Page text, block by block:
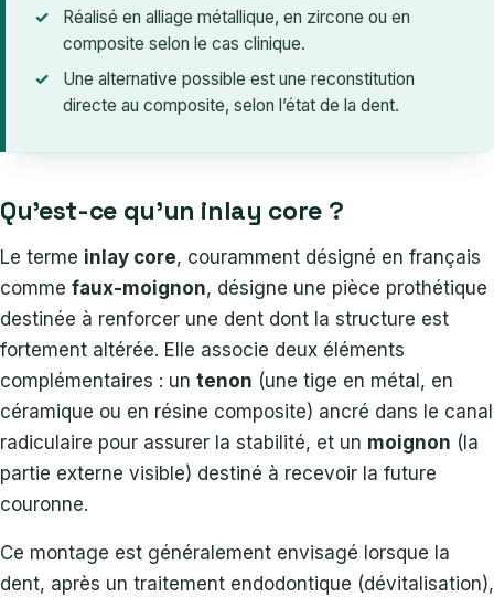
Réalisé en alliage métallique, en zircone ou en
composite selon le cas clinique.
Une alternative possible est une reconstitution
directe au composite, selon l’état de la dent.
Qu’est-ce qu’un inlay core ?
Le terme inlay core, couramment désigné en français
comme faux-moignon, désigne une pièce prothétique
destinée à renforcer une dent dont la structure est
fortement altérée. Elle associe deux éléments
complémentaires : un tenon (une tige en métal, en
céramique ou en résine composite) ancré dans le canal
radiculaire pour assurer la stabilité, et un moignon (la
partie externe visible) destiné à recevoir la future
couronne.
Ce montage est généralement envisagé lorsque la
dent, après un traitement endodontique (dévitalisation),